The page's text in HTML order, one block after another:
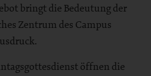
bringt die Bedeutung der
Zentrum des Campus
öffnen die